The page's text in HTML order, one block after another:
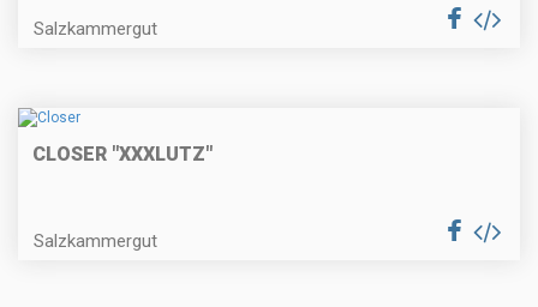
Salzkammergut
CLOSER "XXXLUTZ"
Salzkammergut